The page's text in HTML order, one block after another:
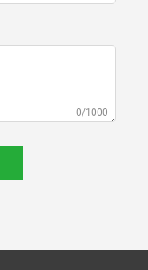
0/1000